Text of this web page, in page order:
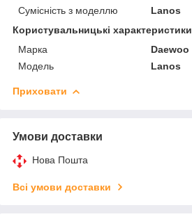
Сумісність з моделлю
Lanos
Користувальницькі характеристики
Марка
Daewoo
Модель
Lanos
Приховати
Умови доставки
Нова Пошта
Всі умови доставки